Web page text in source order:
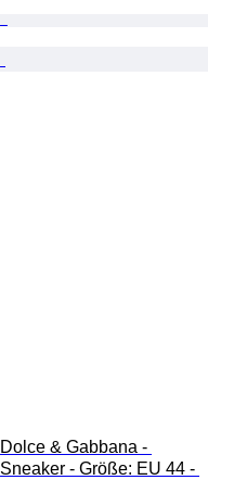
Dolce & Gabbana -
Sneaker - Größe: EU 44 -